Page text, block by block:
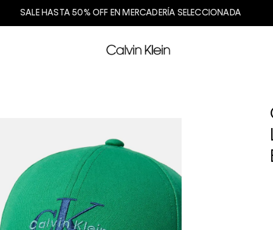
SALE HASTA 50% OFF EN MERCADERÍA SELECCIONADA